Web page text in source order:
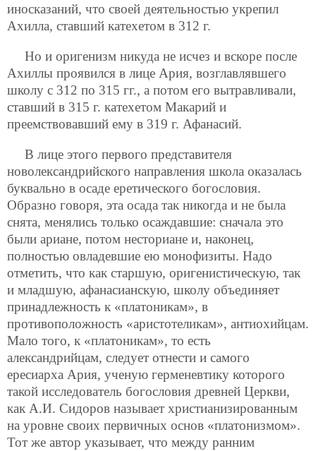
иносказаний, что своей деятельностью укрепил
Ахилла, ставший катехетом в 312 г.
Но и оригенизм никуда не исчез и вскоре после
Ахиллы проявился в лице Ария, возглавлявшего
школу c 312 по 315 гг., а потом его вытравливали,
ставший в 315 г. катехетом Макарий и
преемствовавший ему в 319 г. Афанасий.
В лице этого первого представителя
новолександрийского направления школа оказалась
буквально в осаде еретического богословия.
Образно говоря, эта осада так никогда и не была
снята, менялись только осаждавшие: сначала это
были ариане, потом несториане и, наконец,
полностью овладевшие ею монофизиты. Надо
отметить, что как старшую, оригенистическую, так
и младшую, афанасианскую, школу объединяет
принадлежность к «платоникам», в
противоположность «аристотеликам», антиохийцам.
Мало того, к «платоникам», то есть
александрийцам, следует отнести и самого
ересиарха Ария, ученую герменевтику которого
такой исследователь богословия древней Церкви,
как А.И. Cидоров называет христианизированным
на уровне своих первичных основ «платонизмом».
Тот же автор указывает, что между ранним